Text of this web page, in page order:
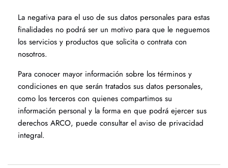
La negativa para el uso de sus datos personales para estas
finalidades no podrá ser un motivo para que le neguemos
los servicios y productos que solicita o contrata con
nosotros.
Para conocer mayor información sobre los términos y
condiciones en que serán tratados sus datos personales,
como los terceros con quienes compartimos su
información personal y la forma en que podrá ejercer sus
derechos ARCO, puede consultar el aviso de privacidad
integral.